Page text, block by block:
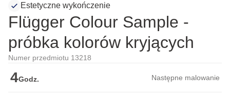
Estetyczne wykończenie
Flügger Colour Sample -
próbka kolorów kryjących
Numer przedmiotu 13218
4Godz. Następne malowanie